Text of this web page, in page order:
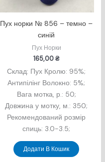
Пух норки № 856 – темно –
синій
Пух Норки
165,00₴
Склад: Пух Кролю: 95%;
Антипілінг Волокно: 5%;
Вага мотка, р.: 50;
Довжина у мотку, м.: 350;
Рекомендований розмір
спиць: 3.0-3.5;
Додати В Кошик